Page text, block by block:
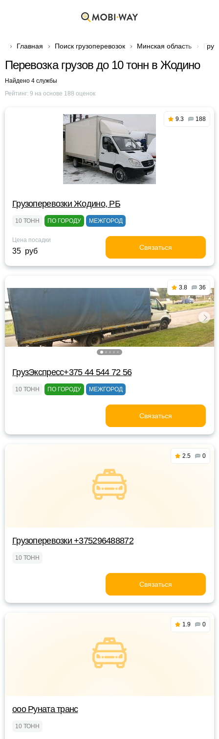
Главная Поиск грузоперевозок Минская область
Перевозка грузов до 10 тонн в Жодино
Найдено 4 службы
Рейтинг: 9 на основе 188 оценок
9.3 188
Грузоперевозки Жодино, РБ
10 ТОНН ПО ГОРОДУ МЕЖГОРОД
Цена посадки
35 руб Связаться
3.8 36
ГрузЭкспресс+375 44 544 72 56
10 ТОНН ПО ГОРОДУ МЕЖГОРОД
Связаться
2.5 0
Грузоперевозки +375296488872
10 ТОНН
Связаться
1.9 0
ооо Руната транс
10 ТОНН